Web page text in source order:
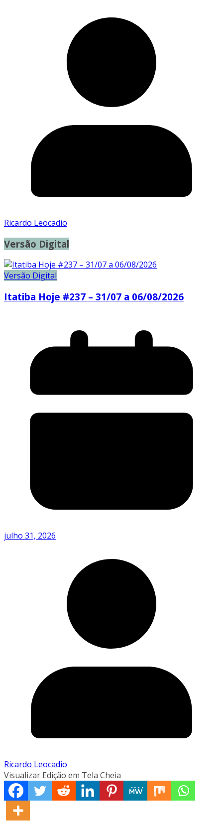
Ricardo Leocadio
Versão Digital
Versão Digital
Itatiba Hoje #237 – 31/07 a 06/08/2026
julho 31, 2026
Ricardo Leocadio
Visualizar Edição em Tela Cheia